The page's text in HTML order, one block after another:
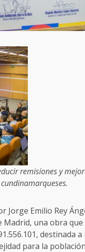
remisiones y
cundinamarqueses.
Jorge Emilio Rey
una obra
destinada
para la